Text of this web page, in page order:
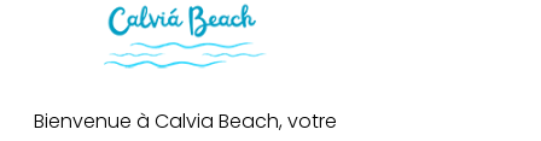
Bienvenue à Calvia Beach, votre